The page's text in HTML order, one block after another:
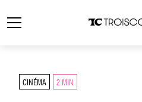
CINÉMA 2 MIN